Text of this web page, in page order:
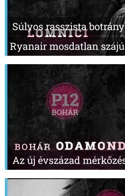
Súlyos rasszista
Ryanair mosdatlan
Az új évszázad